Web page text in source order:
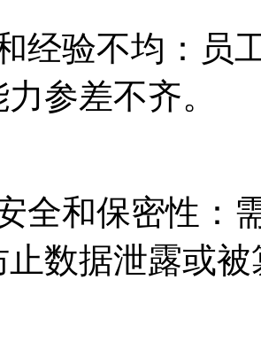
和经验不均
参差不齐。
安全和保密性
防止数据泄露或